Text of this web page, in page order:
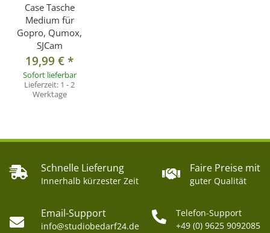
Case Tasche
Medium für
Gopro, Qumox,
SJCam
19,99 €*
Sofort lieferbar
Lieferzeit: 1 - 2
Werktage
Schnelle Lieferung
Innerhalb kürzester Zeit
Faire Preise mit
guter Qualität
Email-Support
info@studiobedarf24.de
Telefon-Support
+49 (0) 9625 9092085